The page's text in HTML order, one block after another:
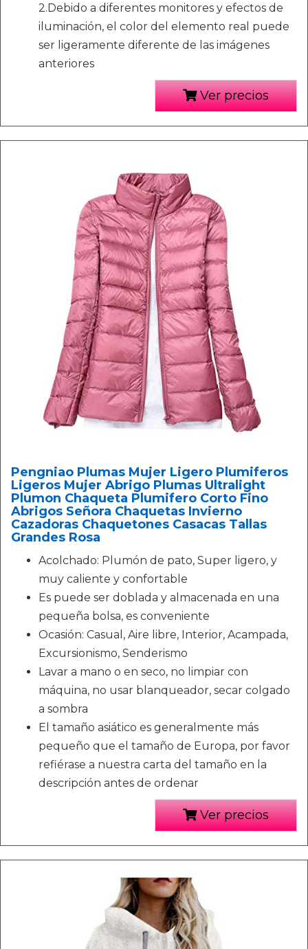
2.Debido a diferentes monitores y efectos de
iluminación, el color del elemento real puede
ser ligeramente diferente de las imágenes
anteriores
Ver precios
Pengniao Plumas Mujer Ligero Plumiferos
Ligeros Mujer Abrigo Plumas Ultralight
Plumon Chaqueta Plumifero Corto Fino
Abrigos Señora Chaquetas Invierno
Cazadoras Chaquetones Casacas Tallas
Grandes Rosa
Acolchado: Plumón de pato, Super ligero, y
muy caliente y confortable
Es puede ser doblada y almacenada en una
pequeña bolsa, es conveniente
Ocasión: Casual, Aire libre, Interior, Acampada,
Excursionismo, Senderismo
Lavar a mano o en seco, no limpiar con
máquina, no usar blanqueador, secar colgado
a sombra
El tamaño asiático es generalmente más
pequeño que el tamaño de Europa, por favor
refiérase a nuestra carta del tamaño en la
descripción antes de ordenar
Ver precios